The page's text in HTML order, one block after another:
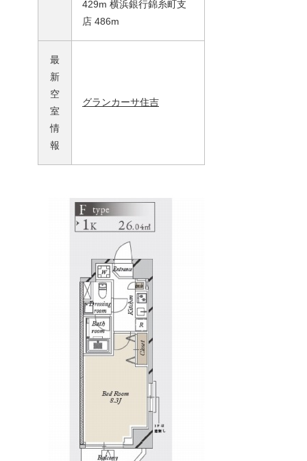
429m 横浜銀行錦糸町支
店 486m
最
新
空
室
情
報
グランカーサ住吉